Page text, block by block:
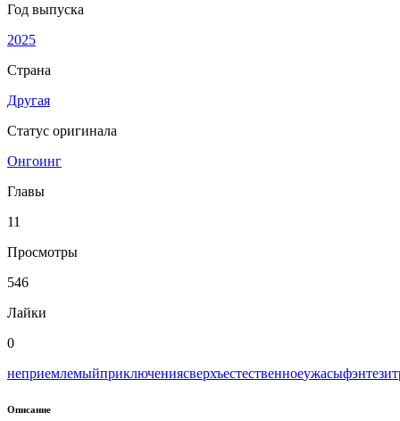
Год выпуска
2025
Страна
Другая
Статус оригинала
Онгоинг
Главы
11
Просмотры
546
Лайки
0
неприемлемыйприключениясверхъестественноеужасыфэнтези
Описание